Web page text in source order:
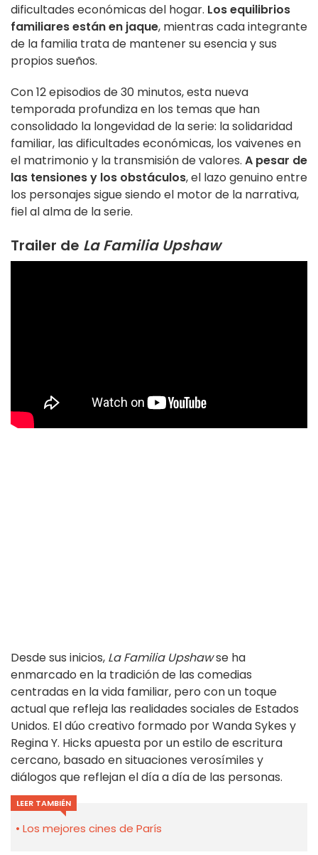
dificultades económicas del hogar. Los equilibrios
familiares están en jaque, mientras cada integrante
de la familia trata de mantener su esencia y sus
propios sueños.
Con 12 episodios de 30 minutos, esta nueva
temporada profundiza en los temas que han
consolidado la longevidad de la serie: la solidaridad
familiar, las dificultades económicas, los vaivenes en
el matrimonio y la transmisión de valores. A pesar de
las tensiones y los obstáculos, el lazo genuino entre
los personajes sigue siendo el motor de la narrativa,
fiel al alma de la serie.
Trailer de La Familia Upshaw
Desde sus inicios, La Familia Upshawse ha
enmarcado en la tradición de las comedias
centradas en la vida familiar, pero con un toque
actual que refleja las realidades sociales de Estados
Unidos. El dúo creativo formado por Wanda Sykes y
Regina Y. Hicks apuesta por un estilo de escritura
cercano, basado en situaciones verosímiles y
diálogos que reflejan el día a día de las personas.
LEER TAMBIÉN
Los mejores cines de París